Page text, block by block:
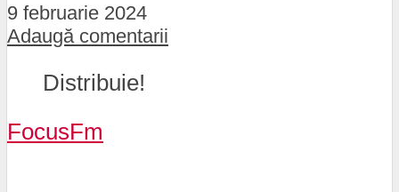
9 februarie 2024
Adaugă comentarii
Distribuie!
FocusFm